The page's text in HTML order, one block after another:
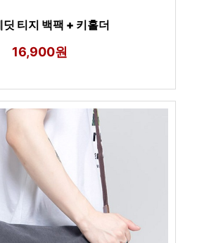
딧 티지 백팩 + 키홀더
16,900원